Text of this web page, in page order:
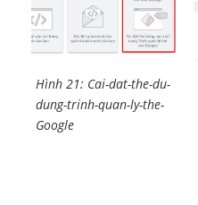
Hình 21: Cai-dat-the-du-
dung-trinh-quan-ly-the-
Google